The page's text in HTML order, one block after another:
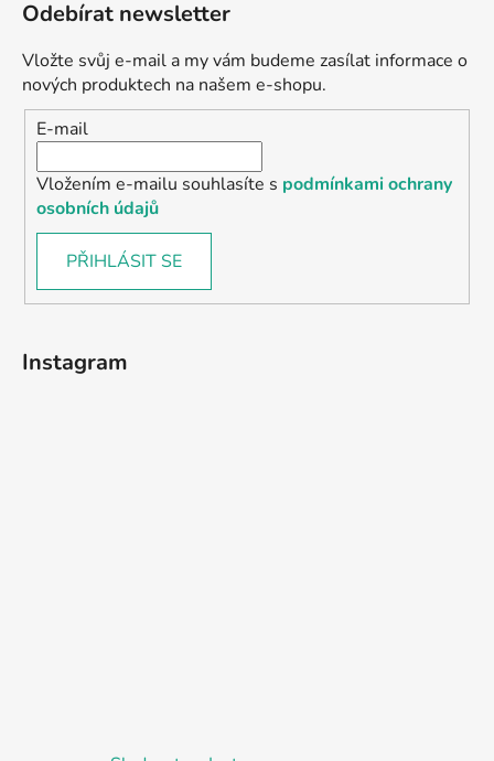
Odebírat newsletter
Vložte svůj e-mail a my vám budeme zasílat informace o
nových produktech na našem e-shopu.
E-mail
Vložením e-mailu souhlasíte s podmínkami ochrany
osobních údajů
PŘIHLÁSIT SE
Instagram